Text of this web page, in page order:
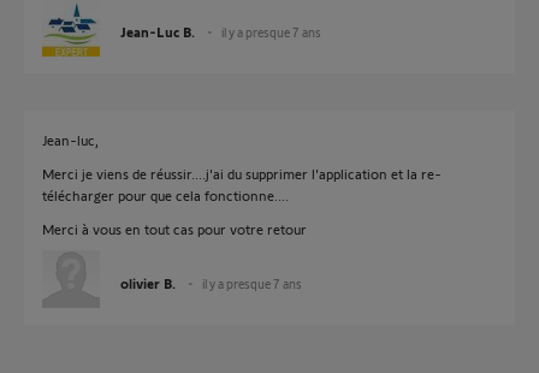
Jean-Luc B. il y a presque 7 ans
Jean-luc,
Merci je viens de réussir....j'ai du supprimer l'application et la re-
télécharger pour que cela fonctionne....
Merci à vous en tout cas pour votre retour
olivier B. il y a presque 7 ans